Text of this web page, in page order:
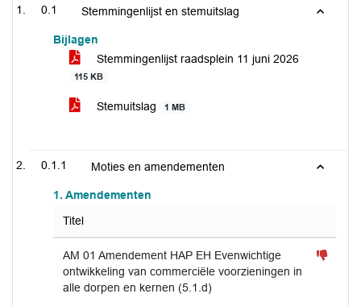
0.1 Stemmingenlijst en stemuitslag
Bijlagen
Stemmingenlijst raadsplein 11 juni 2026
115 KB
Stemuitslag 1 MB
0.1.1 Moties en amendementen
1. Amendementen
Titel
AM 01 Amendement HAP EH Evenwichtige
ontwikkeling van commerciële voorzieningen in
alle dorpen en kernen (5.1.d)